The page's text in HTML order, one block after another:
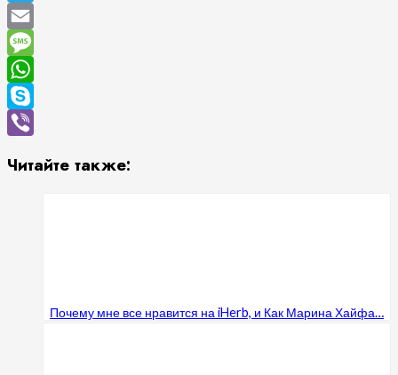
Telegram
Email
Message
WhatsApp
Skype
Читайте также:
Почему мне все нравится на iHerb, и Как Марина Хайфа…